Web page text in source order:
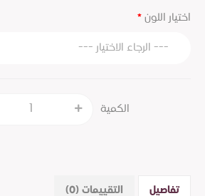
اختيار اللون
الكمية
تفاصيل التقييمات (0)